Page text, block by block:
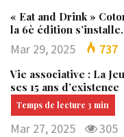
« Eat and Drink »
la 6è édition
Mar 29, 2025 737
Vie associative : La
ses 15 ans d’existence
Mar 27, 2025 305